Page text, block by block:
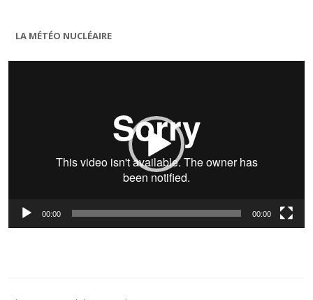
LA MÉTÉO NUCLÉAIRE
Lecteur
00:00 00:00